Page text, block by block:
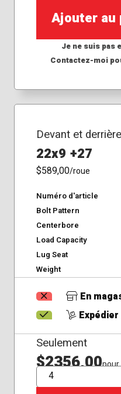
Ajouter au
Je ne suis pas
Contactez-moi
Devant et derrière
22x9 +27
$589,00/roue
Numéro d'article
Bolt Pattern
Centerbore
Load Capacity
Lug Seat
Weight
En
Expédier
Seulement
$2356,00pour
QTÉ